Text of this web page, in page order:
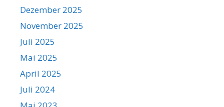
Dezember 2025
November 2025
Juli 2025
Mai 2025
April 2025
Juli 2024